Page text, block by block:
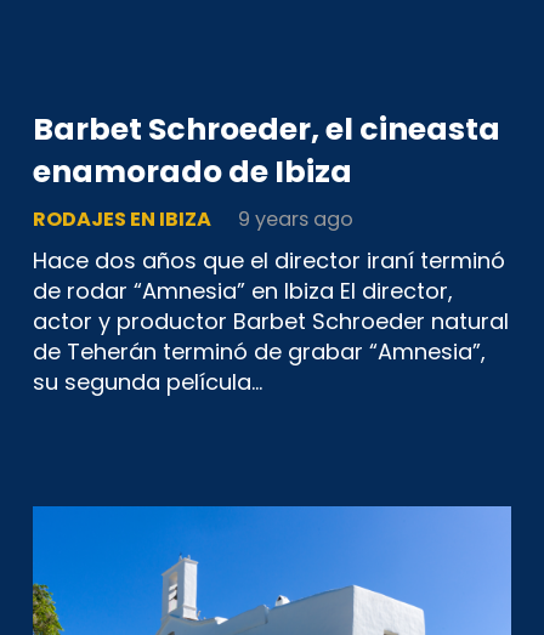
Barbet Schroeder, el cineasta
enamorado de Ibiza
RODAJES EN IBIZA 9 years ago
Hace dos años que el director iraní terminó
de rodar “Amnesia” en Ibiza El director,
actor y productor Barbet Schroeder natural
de Teherán terminó de grabar “Amnesia”,
su segunda película…